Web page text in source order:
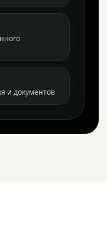
и документов